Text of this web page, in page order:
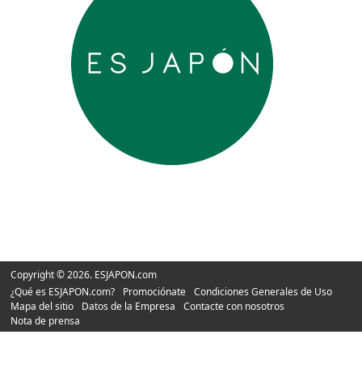
Copyright © 2026. ESJAPON.com
¿Qué es ESJAPON.com?
Promociónate
Condiciones Generales de Uso
Mapa del sitio
Datos de la Empresa
Contacte con nosotros
Nota de prensa